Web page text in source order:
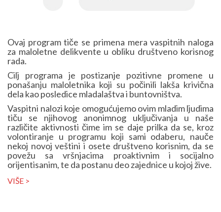
Ovaj program tiče se primena mera vaspitnih naloga
za maloletne delikvente u obliku društveno korisnog
rada.
Cilj programa je postizanje pozitivne promene u
ponašanju maloletnika koji su počinili lakša krivična
dela kao posledice mladalaštva i buntovništva.
Vaspitni nalozi koje omogućujemo ovim mladim ljudima
tiču se njihovog anonimnog uključivanja u naše
različite aktivnosti čime im se daje prilka da se, kroz
volontiranje u programu koji sami odaberu, nauče
nekoj novoj veštini i osete društveno korisnim, da se
povežu sa vršnjacima proaktivnim i socijalno
orijentisanim, te da postanu deo zajednice u kojoj žive.
VIŠE >